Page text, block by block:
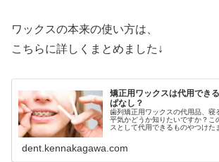
ワックスの本来の使い方は、
こちらに詳しくまとめました↓
矯正用ワックスは代用でき
ぱなし？
歯列矯正用ワックスの代用品、寝
平気かどうか知りたいですか？こ
スとして代用できるものやつけた
dent.kennakagawa.com